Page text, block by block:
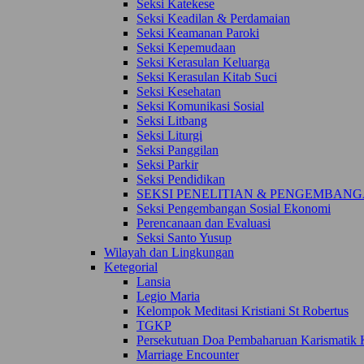
Seksi Katekese
Seksi Keadilan & Perdamaian
Seksi Keamanan Paroki
Seksi Kepemudaan
Seksi Kerasulan Keluarga
Seksi Kerasulan Kitab Suci
Seksi Kesehatan
Seksi Komunikasi Sosial
Seksi Litbang
Seksi Liturgi
Seksi Panggilan
Seksi Parkir
Seksi Pendidikan
SEKSI PENELITIAN &
Seksi Pengembangan Sosial Ekonomi
Perencanaan dan Evaluasi
Seksi Santo Yusup
Wilayah dan Lingkungan
Ketegorial
Lansia
Legio Maria
Kelompok Meditasi Kristiani St Robertus
TGKP
Persekutuan Doa Pembaharuan Karismatik
Marriage Encounter